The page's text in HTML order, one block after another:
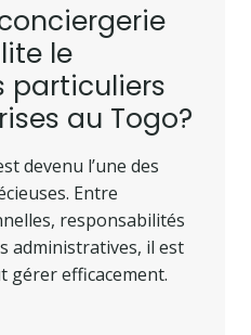
le
particuliers
au Togo?
devenu l’une des
Entre
responsabilités
administratives, il est
gérer efficacement.